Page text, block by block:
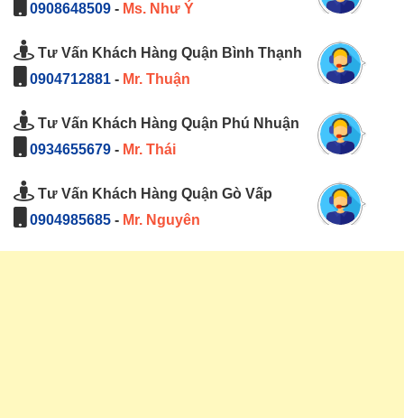
0908648509 - Ms. Như Ý
Tư Vấn Khách Hàng Quận Bình Thạnh
0904712881 - Mr. Thuận
Tư Vấn Khách Hàng Quận Phú Nhuận
0934655679 - Mr. Thái
Tư Vấn Khách Hàng Quận Gò Vấp
0904985685 - Mr. Nguyên